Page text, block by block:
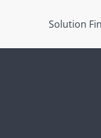
Solution